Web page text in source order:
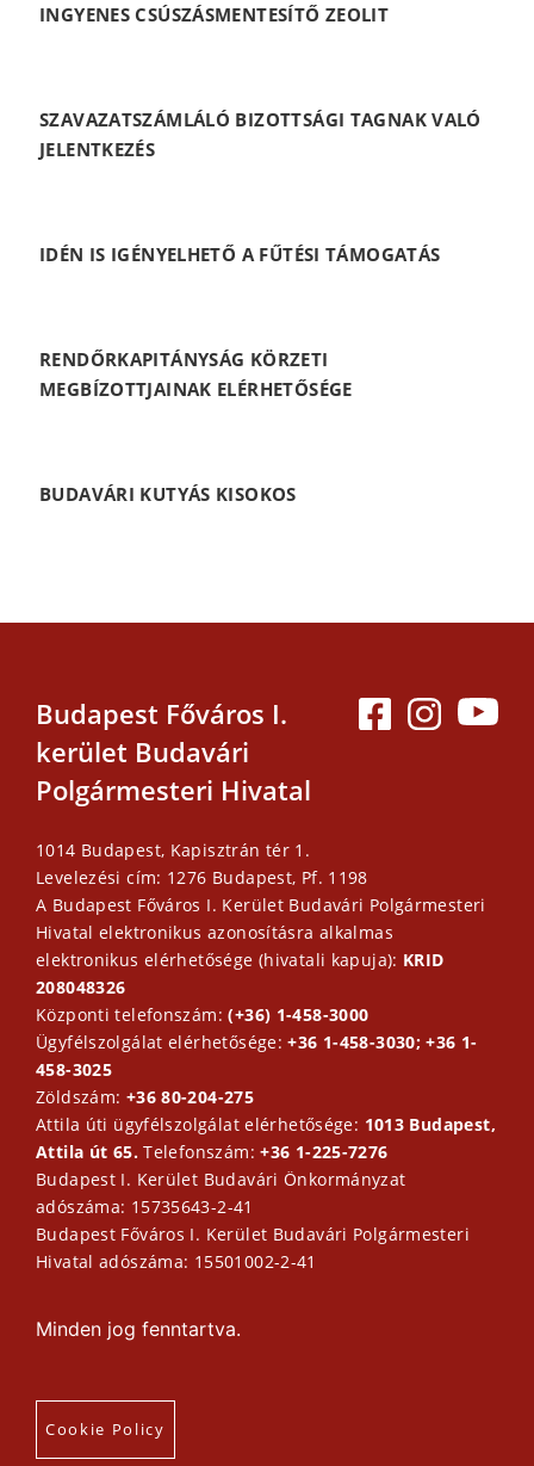
INGYENES CSÚSZÁSMENTESÍTŐ ZEOLIT
SZAVAZATSZÁMLÁLÓ BIZOTTSÁGI TAGNAK VALÓ
JELENTKEZÉS
IDÉN IS IGÉNYELHETŐ A FŰTÉSI TÁMOGATÁS
RENDŐRKAPITÁNYSÁG KÖRZETI
MEGBÍZOTTJAINAK ELÉRHETŐSÉGE
BUDAVÁRI KUTYÁS KISOKOS
Budapest Főváros I.
kerület Budavári
Polgármesteri Hivatal
1014 Budapest, Kapisztrán tér 1.
Levelezési cím: 1276 Budapest, Pf. 1198
A Budapest Főváros I. Kerület Budavári Polgármesteri
Hivatal elektronikus azonosításra alkalmas
elektronikus elérhetősége (hivatali kapuja): KRID
208048326
Központi telefonszám:(+36) 1-458-3000
Ügyfélszolgálat elérhetősége:+36 1-458-3030; +36 1-
458-3025
Zöldszám: +36 80-204-275
Attila úti ügyfélszolgálat elérhetősége: 1013 Budapest,
Attila út 65.Telefonszám:+36 1-225-7276
Budapest I. Kerület Budavári Önkormányzat
adószáma: 15735643-2-41
Budapest Főváros I. Kerület Budavári Polgármesteri
Hivatal adószáma: 15501002-2-41
Minden jog fenntartva.
Cookie Policy